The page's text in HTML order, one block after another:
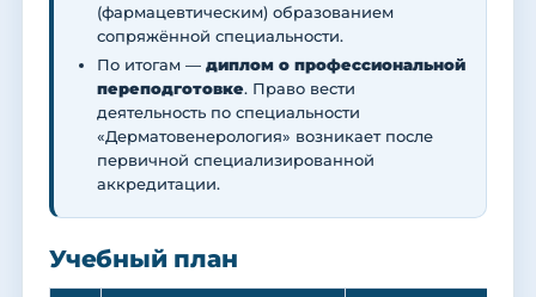
(фармацевтическим) образованием
сопряжённой специальности.
По итогам — диплом о профессиональной
переподготовке. Право вести
деятельность по специальности
«Дерматовенерология» возникает после
первичной специализированной
аккредитации.
Учебный план